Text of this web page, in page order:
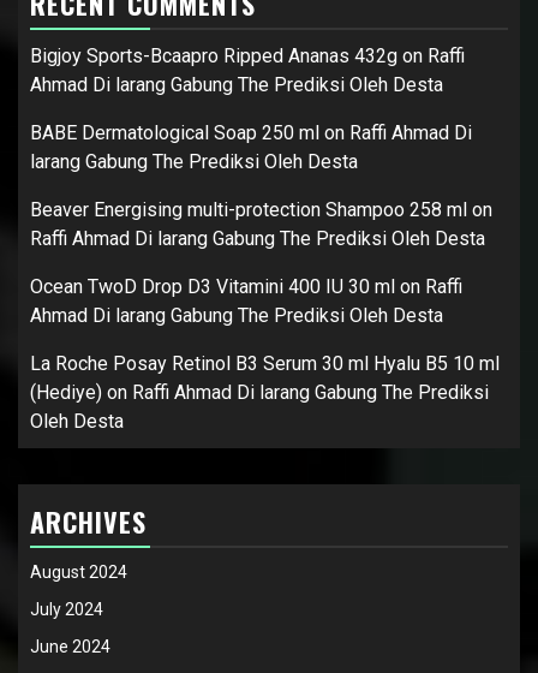
Bigjoy Sports-Bcaapro Ripped Ananas 432g on Raffi
Ahmad Di larang Gabung The Prediksi Oleh Desta
BABE Dermatological Soap 250 ml on Raffi Ahmad Di
larang Gabung The Prediksi Oleh Desta
Beaver Energising multi-protection Shampoo 258 ml on
Raffi Ahmad Di larang Gabung The Prediksi Oleh Desta
Ocean TwoD Drop D3 Vitamini 400 IU 30 ml on Raffi
Ahmad Di larang Gabung The Prediksi Oleh Desta
La Roche Posay Retinol B3 Serum 30 ml Hyalu B5 10 ml
(Hediye) on Raffi Ahmad Di larang Gabung The Prediksi
Oleh Desta
ARCHIVES
August 2024
July 2024
June 2024